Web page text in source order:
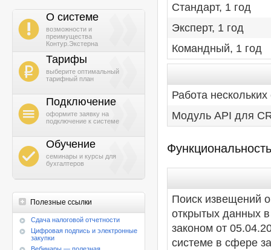
i
О системе
возможности и
преимущества
Контур.Экстерна
b
Тарифы
выберите оптимальный
тарифный план
h
Подключение
оформите заявку на
подключение к системе
g
Обучение
семинары и курсы для
бухгалтеров
Полезные ссылки
Cдача налоговой отчетности
Цифровая подпись и электронные
закупки
Стандарт, 1 год
Эксперт, 1 год
Командный, 1 год
Работа нескольких
Модуль API для
Поиск извещений
открытых данных
законом от
системе в сфере